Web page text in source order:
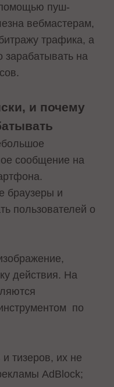
помощью пуш-
вебмастерам,
трафика, а
зарабатывать на
и почему
сообщение на
браузеры и
пользователей о
действия. На
по
тизеров, их не
AdBlock;